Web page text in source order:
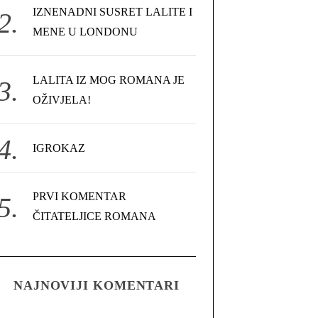
IZNENADNI SUSRET LALITE I
MENE U LONDONU
LALITA IZ MOG ROMANA JE
OŽIVJELA!
IGROKAZ
PRVI KOMENTAR
ČITATELJICE ROMANA
NAJNOVIJI KOMENTARI